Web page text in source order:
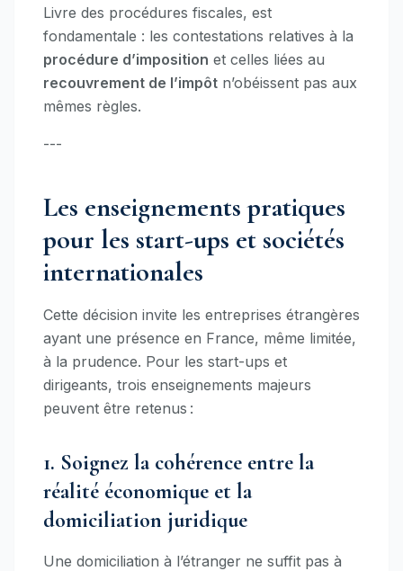
Livre des procédures fiscales, est
fondamentale : les contestations relatives à la
procédure d’imposition et celles liées au
recouvrement de l’impôt n’obéissent pas aux
mêmes règles.
---
Les enseignements pratiques
pour les start-ups et sociétés
internationales
Cette décision invite les entreprises étrangères
ayant une présence en France, même limitée,
à la prudence. Pour les start-ups et
dirigeants, trois enseignements majeurs
peuvent être retenus :
1. Soignez la cohérence entre la
réalité économique et la
domiciliation juridique
Une domiciliation à l’étranger ne suffit pas à